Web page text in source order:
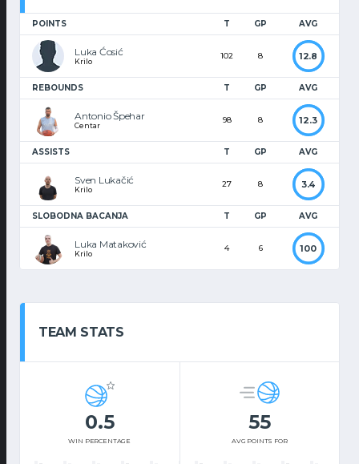
POINTS T GP AVG
Luka Ćosić
Krilo
102 8 12.8
REBOUNDS T GP AVG
Antonio Špehar
Centar
98 8 12.3
ASSISTS T GP AVG
Sven Lukačić
Krilo
27 8 3.4
SLOBODNA BACANJA T GP AVG
Luka Mataković
Krilo
4 6 100
TEAM STATS
0.5
WIN PERCENTAGE
55
AVG POINTS FOR